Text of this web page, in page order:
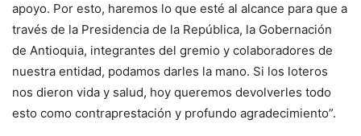
apoyo. Por esto, haremos lo que esté al alcance para que a
través de la Presidencia de la República, la Gobernación
de Antioquia, integrantes del gremio y colaboradores de
nuestra entidad, podamos darles la mano. Si los loteros
nos dieron vida y salud, hoy queremos devolverles todo
esto como contraprestación y profundo agradecimiento”.